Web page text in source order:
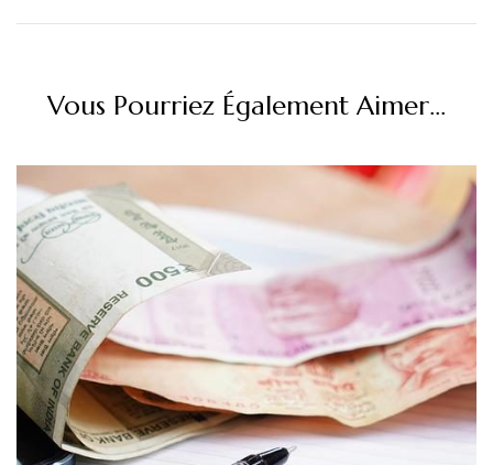
Vous Pourriez Également Aimer...